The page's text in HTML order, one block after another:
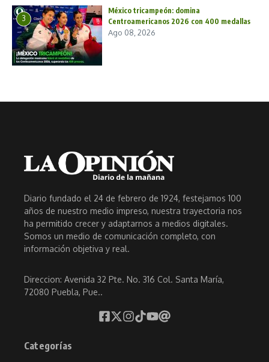
3
México tricampeón: domina
Centroamericanos 2026 con 400 medallas
Ago 08, 2026
Diario fundado el 24 de febrero de 1924, festejamos 100
años de nuestro medio impreso, nuestra trayectoria nos
ha permitido crecer y adaptarnos a medios digitales.
Somos un medio de comunicación completo, con
información objetiva y real.
Direccion: Avenida 32 Pte. No. 316 Col. Santa María,
72080 Puebla, Pue..
Categorías